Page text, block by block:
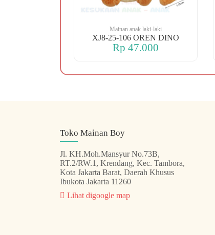
Mainan anak laki-laki
XJ8-25-106 OREN DINO
Rp 47.000
Toko Mainan Boy
Jl. KH.Moh.Mansyur No.73B,
RT.2/RW.1, Krendang, Kec. Tambora,
Kota Jakarta Barat, Daerah Khusus
Ibukota Jakarta 11260
Lihat digoogle map